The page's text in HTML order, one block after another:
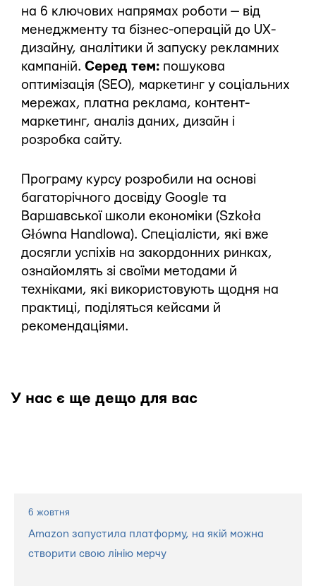
на 6 ключових напрямах роботи — від
менеджменту та бізнес-операцій до UX-
дизайну, аналітики й запуску рекламних
кампаній. Серед тем: пошукова
оптимізація (SEO), маркетинг у соціальних
мережах, платна реклама, контент-
маркетинг, аналіз даних, дизайн і
розробка сайту.
Програму курсу розробили на основі
багаторічного досвіду Google та
Варшавської школи економіки (Szkoła
Główna Handlowa). Спеціалісти, які вже
досягли успіхів на закордонних ринках,
ознайомлять зі своїми методами й
техніками, які використовують щодня на
практиці, поділяться кейсами й
рекомендаціями.
У нас є ще дещо для вас
6 жовтня
Amazon запустила платформу, на якій можна
створити свою лінію мерчу